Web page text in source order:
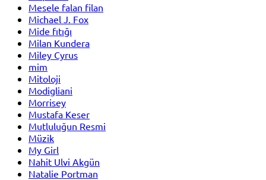
Mesele falan filan
Michael J. Fox
Mide fıtığı
Milan Kundera
Miley Cyrus
mim
Mitoloji
Modigliani
Morrisey
Mustafa Keser
Mutluluğun Resmi
Müzik
My Girl
Nahit Ulvi Akgün
Natalie Portman